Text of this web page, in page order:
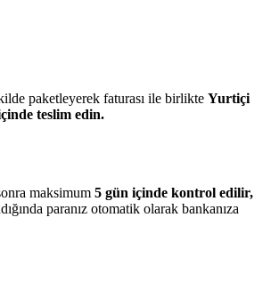
paketleyerek faturası ile birlikte Yurtiçi
teslim edin.
maksimum 5 gün içinde kontrol edilir,
paranız otomatik olarak bankanıza